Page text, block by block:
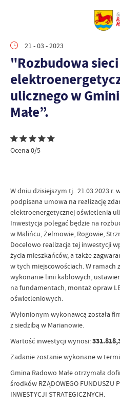
21 - 03 - 2023
"Rozbudowa sieci
ulicznego w
Małe”.
Ocena 0/5
W dniu dzisiejszym tj. 21.03.2023 r.
podpisana umowa na realizację
elektroenergetycznej oświetlenia
Inwestycja polegać będzie na
w Malińcu, Żelmowie, Rogowie,
Docelowo realizacja tej inwestycji
życia mieszkańców, a także
w tych miejscowościach. W ramach
wykonanie linii kablowych,
na fundamentach, montaż opraw
oświetleniowych.
Wyłonionym wykonawcą została
z siedzibą w Marianowie.
Wartość inwestycji wynosi:
Zadanie zostanie wykonane w
Gmina Radowo Małe otrzymała
środków RZĄDOWEGO FUNDUSZU
INWESTYCJI STRATEGICZNYCH.